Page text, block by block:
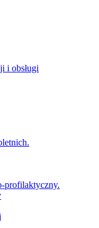
i obsługi
profilaktyczny.